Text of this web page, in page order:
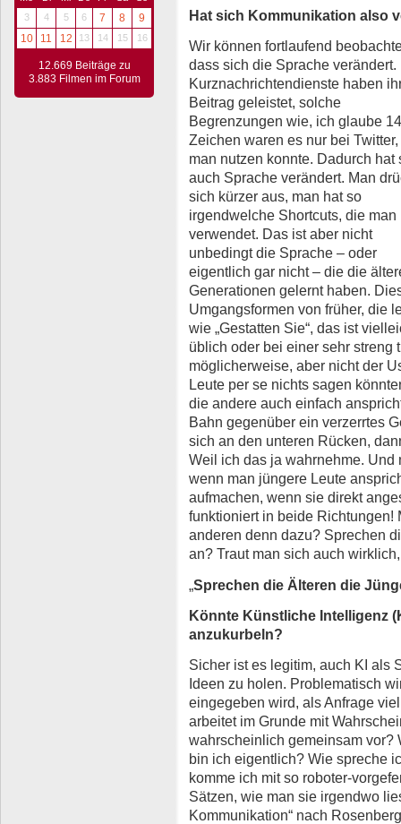
3
4 5 6 7 8
9
10
11 12 13 14 15 16
12.669 Beiträge zu
3.883 Filmen im Forum
Hat sich Kommunikation also
Wir können fortlaufend
dass sich die Sprache verändert.
Kurznachrichtendienste haben
Beitrag geleistet, solche
Begrenzungen wie, ich glaube
Zeichen waren es nur bei
man nutzen konnte. Dadurch hat
auch Sprache verändert. Man
sich kürzer aus, man hat so
irgendwelche Shortcuts, die man
verwendet. Das ist aber nicht
unbedingt die Sprache – oder
eigentlich gar nicht – die die
Generationen gelernt haben.
Umgangsformen von früher, die
wie „Gestatten Sie“, das ist
üblich oder bei einer sehr streng
möglicherweise, aber nicht der
Leute per se nichts sagen
die andere auch einfach
Bahn gegenüber ein verzerrtes
sich an den unteren Rücken,
Weil ich das ja wahrnehme. Und
wenn man jüngere Leute
aufmachen, wenn sie direkt
funktioniert in beide Richtungen!
anderen denn dazu? Sprechen
an? Traut man sich auch
Sprechen die Älteren die
Könnte Künstliche Intelligenz
anzukurbeln?
Sicher ist es legitim, auch KI als
Ideen zu holen. Problematisch
eingegeben wird, als Anfrage
arbeitet im Grunde mit
wahrscheinlich gemeinsam vor?
bin ich eigentlich? Wie spreche
komme ich mit so roboter-
Sätzen, wie man sie irgendwo
Kommunikation“ nach